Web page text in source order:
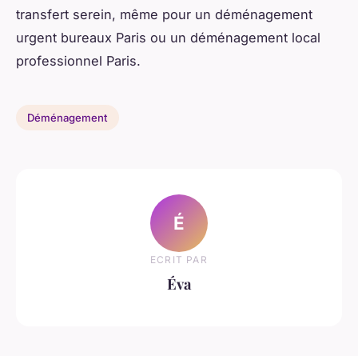
transfert serein, même pour un déménagement
urgent bureaux Paris ou un déménagement local
professionnel Paris.
Déménagement
É
ECRIT PAR
Éva